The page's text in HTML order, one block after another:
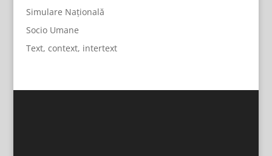
Simulare Națională
Socio Umane
Text, context, intertext